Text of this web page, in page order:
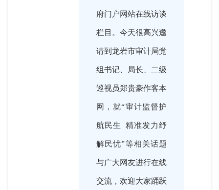
府门户网站在线访谈
栏目。今天很高兴邀
请到龙岩市审计局党
组书记、局长、二级
巡视员郑贵豪作客本
网，就“审计监督护
航民生 精准发力纾
解民忧”等相关话题
与广大网友进行在线
交流，欢迎大家踊跃